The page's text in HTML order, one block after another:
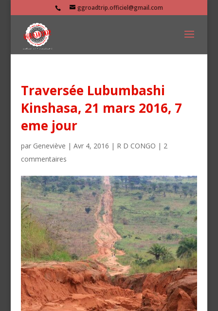
ggroadtrip.officiel@gmail.com
Traversée Lubumbashi
Kinshasa, 21 mars 2016, 7
eme jour
par Geneviève | Avr 4, 2016 | R D CONGO | 2
commentaires